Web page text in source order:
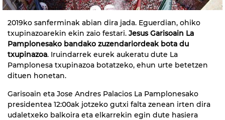
2019ko sanferminak abian dira jada. Eguerdian, ohiko
txupinazoarekin ekin zaio festari. Jesus Garisoain La
Pamplonesako bandako zuzendariordeak bota du
txupinazoa. Iruindarrek eurek aukeratu dute La
Pamplonesa txupinazoa botatzeko, ehun urte betetzen
dituen honetan.
Garisoain eta Jose Andres Palacios La Pamplonesako
presidentea 12:00ak jotzeko gutxi falta zenean irten dira
udaletxeko balkoira eta elkarrekin egin dute hasiera